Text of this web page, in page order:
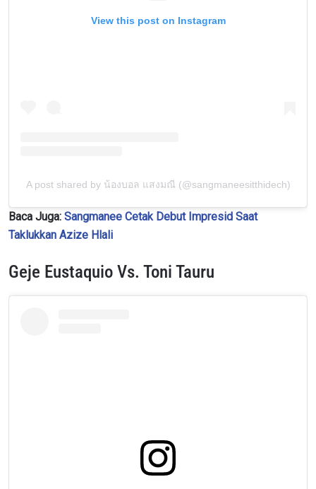
View this post on Instagram
A post shared by น้องบอล แสงมณี (@sangmaneesitthidech)
Baca Juga: Sangmanee Cetak Debut Impresid Saat
Taklukkan Azize Hlali
Geje Eustaquio Vs. Toni Tauru